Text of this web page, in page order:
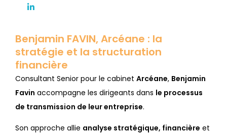
Benjamin FAVIN, Arcéane : la
stratégie et la structuration
financière
Consultant Senior pour le cabinet Arcéane, Benjamin
Favin accompagne les dirigeants dans le processus
de transmission de leur entreprise.
Son approche allie analyse stratégique, financière et